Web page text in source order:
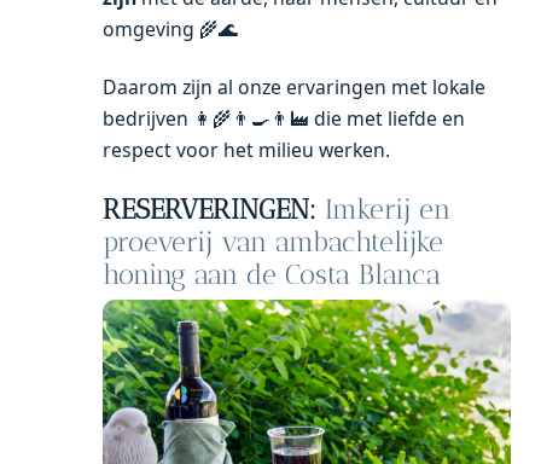
omgeving 🌾🌊
Daarom zijn al onze ervaringen met lokale
bedrijven 👩‍🌾👨‍🍳👨‍🏭 die met liefde en
respect voor het milieu werken.
RESERVERINGEN: Imkerij en
proeverij van ambachtelijke
honing aan de Costa Blanca